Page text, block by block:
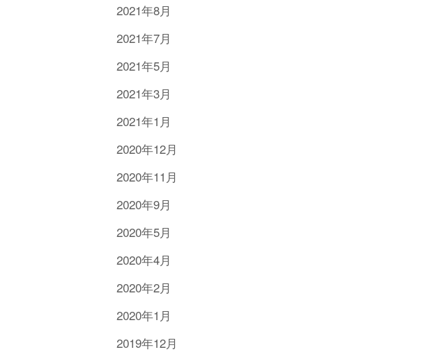
2021年8月
2021年7月
2021年5月
2021年3月
2021年1月
2020年12月
2020年11月
2020年9月
2020年5月
2020年4月
2020年2月
2020年1月
2019年12月